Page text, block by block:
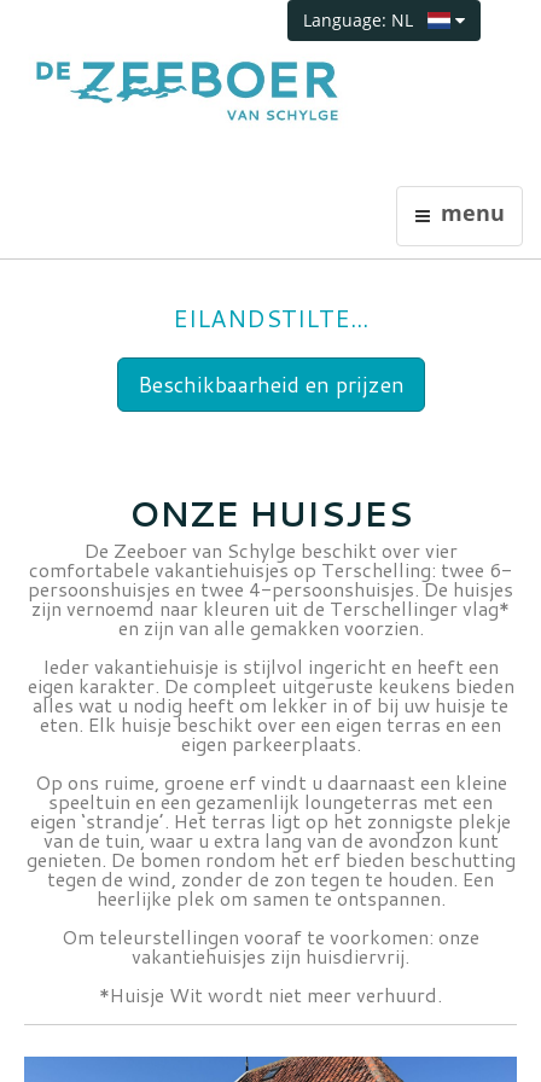
menu
Language: NL
EILANDSTILTE...
Beschikbaarheid en prijzen
ONZE HUISJES
De Zeeboer van Schylge beschikt over vier
comfortabele vakantiehuisjes op Terschelling: twee 6-
persoonshuisjes en twee 4-persoonshuisjes. De huisjes
zijn vernoemd naar kleuren uit de Terschellinger vlag*
en zijn van alle gemakken voorzien.
Ieder vakantiehuisje is stijlvol ingericht en heeft een
eigen karakter. De compleet uitgeruste keukens bieden
alles wat u nodig heeft om lekker in of bij uw huisje te
eten. Elk huisje beschikt over een eigen terras en een
eigen parkeerplaats.
Op ons ruime, groene erf vindt u daarnaast een kleine
speeltuin en een gezamenlijk loungeterras met een
eigen ‘strandje’. Het terras ligt op het zonnigste plekje
van de tuin, waar u extra lang van de avondzon kunt
genieten. De bomen rondom het erf bieden beschutting
tegen de wind, zonder de zon tegen te houden. Een
heerlijke plek om samen te ontspannen.
Om teleurstellingen vooraf te voorkomen: onze
vakantiehuisjes zijn huisdiervrij.
*Huisje Wit wordt niet meer verhuurd.